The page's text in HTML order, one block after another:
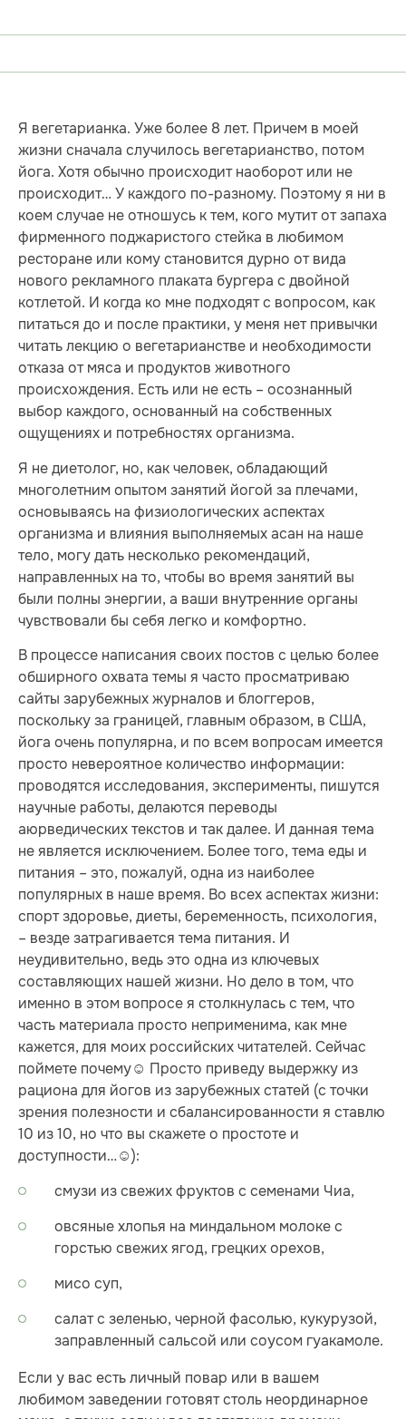
Я вегетарианка. Уже более 8 лет. Причем в моей
жизни сначала случилось вегетарианство, потом
йога. Хотя обычно происходит наоборот или не
происходит… У каждого по-разному. Поэтому я ни в
коем случае не отношусь к тем, кого мутит от запаха
фирменного поджаристого стейка в любимом
ресторане или кому становится дурно от вида
нового рекламного плаката бургера с двойной
котлетой. И когда ко мне подходят с вопросом, как
питаться до и после практики, у меня нет привычки
читать лекцию о вегетарианстве и необходимости
отказа от мяса и продуктов животного
происхождения. Есть или не есть – осознанный
выбор каждого, основанный на собственных
ощущениях и потребностях организма.
Я не диетолог, но, как человек, обладающий
многолетним опытом занятий йогой за плечами,
основываясь на физиологических аспектах
организма и влияния выполняемых асан на наше
тело, могу дать несколько рекомендаций,
направленных на то, чтобы во время занятий вы
были полны энергии, а ваши внутренние органы
чувствовали бы себя легко и комфортно.
В процессе написания своих постов с целью более
обширного охвата темы я часто просматриваю
сайты зарубежных журналов и блоггеров,
поскольку за границей, главным образом, в США,
йога очень популярна, и по всем вопросам имеется
просто невероятное количество информации:
проводятся исследования, эксперименты, пишутся
научные работы, делаются переводы
аюрведических текстов и так далее. И данная тема
не является исключением. Более того, тема еды и
питания – это, пожалуй, одна из наиболее
популярных в наше время. Во всех аспектах жизни:
спорт здоровье, диеты, беременность, психология,
– везде затрагивается тема питания. И
неудивительно, ведь это одна из ключевых
составляющих нашей жизни. Но дело в том, что
именно в этом вопросе я столкнулась с тем, что
часть материала просто неприменима, как мне
кажется, для моих российских читателей. Сейчас
поймете почему☺ Просто приведу выдержку из
рациона для йогов из зарубежных статей (с точки
зрения полезности и сбалансированности я ставлю
10 из 10, но что вы скажете о простоте и
доступности…☺):
смузи из свежих фруктов с семенами Чиа,
овсяные хлопья на миндальном молоке с
горстью свежих ягод, грецких орехов,
мисо суп,
салат с зеленью, черной фасолью, кукурузой,
заправленный сальсой или соусом гуакамоле.
Если у вас есть личный повар или в вашем
любимом заведении готовят столь неординарное